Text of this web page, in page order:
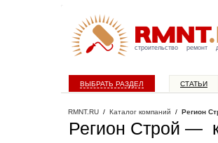
строительство ремонт
ВЫБРАТЬ РАЗДЕЛ СТАТЬИ
RMNT.RU / Каталог компаний / Регион
Регион Строй —